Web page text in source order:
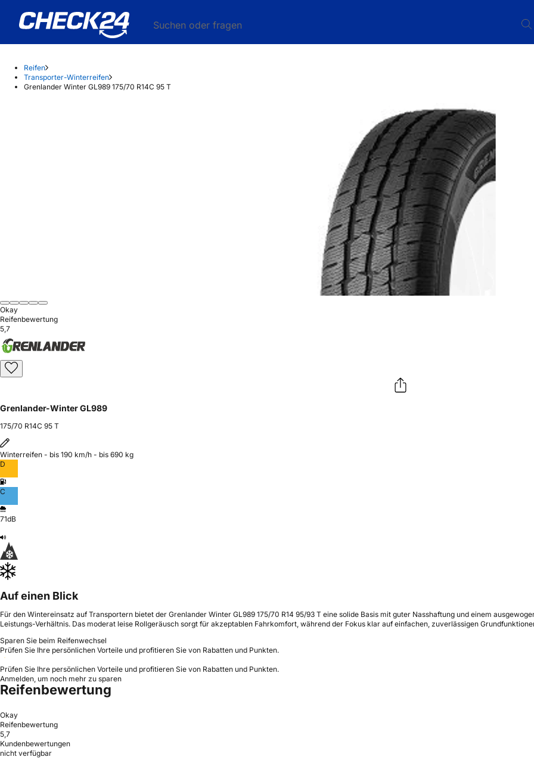
Suchen oder fragen
Reifen
Transporter-Winterreifen
Grenlander Winter GL989 175/70 R14C 95 T
Okay
Reifenbewertung
5,7
Grenlander-Winter GL989
175/70 R14C 95 T
Winterreifen - bis 190 km/h - bis 690 kg
D
C
71dB
Auf einen Blick
Für den Wintereinsatz auf Transportern bietet der Grenlander Winter GL989 175/70 R14 95/93 T eine solide Basis mit guter Nasshaftung und einem
Leistungs-Verhältnis. Das moderat leise Rollgeräusch sorgt für akzeptablen Fahrkomfort, während der Fokus klar auf einfachen, zuverlässigen
Sparen Sie beim Reifenwechsel
Prüfen Sie Ihre persönlichen Vorteile und profitieren Sie von Rabatten und Punkten.
Prüfen Sie Ihre persönlichen Vorteile und profitieren Sie von Rabatten und Punkten.
Anmelden, um noch mehr zu sparen
Reifenbewertung
Okay
Reifenbewertung
5,7
Kundenbewertungen
nicht verfügbar